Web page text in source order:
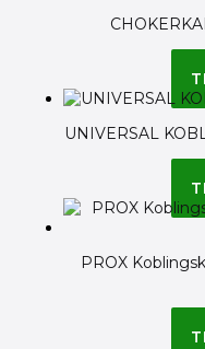
UNIVERSAL
PROX